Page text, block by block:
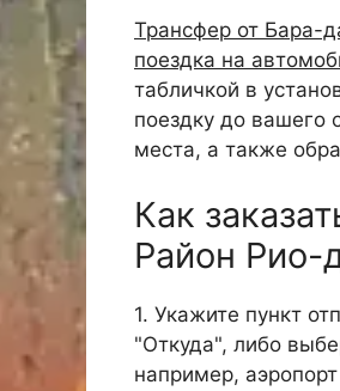
Трансфер от Бара-
поездка на
табличкой в
поездку до вашего
места, а также
Как
Район Рио-
1. Укажите пункт
"Откуда", либо
например,